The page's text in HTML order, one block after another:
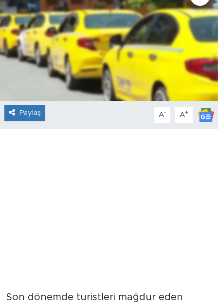
Paylaş A- A+
Son dönemde turistleri mağdur eden